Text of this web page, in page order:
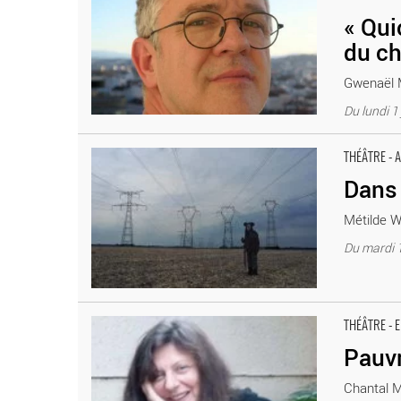
«
du
Gwenaël
Du lundi
THÉÂTRE -
Métilde
Du mardi
Dans la peau de Don Quichotte - Critique sortie
THÉÂTRE -
Chantal
Pauvre fou ! - Critique sortie Théâtre Paris. Théâtre du